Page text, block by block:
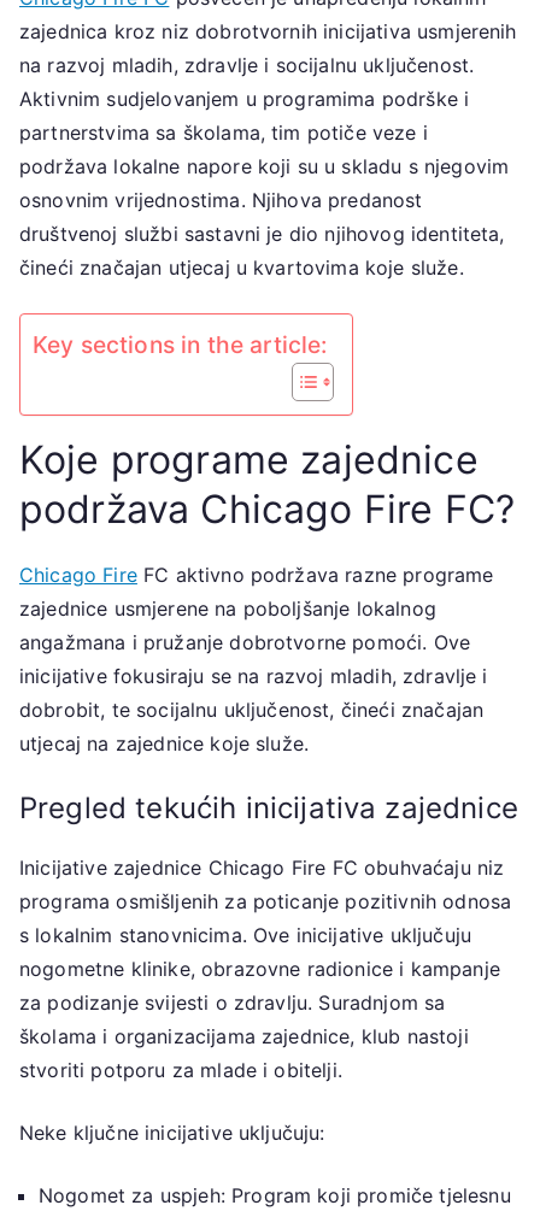
Sudjelovanje
u
zajednici,
Dobrotvorni
angažiranje
zajednica kroz niz dobrotvornih inicijativa usmjerenih
na razvoj mladih, zdravlje i socijalnu uključenost.
Aktivnim sudjelovanjem u programima podrške i
partnerstvima sa školama, tim potiče veze i
podržava lokalne napore koji su u skladu s njegovim
osnovnim vrijednostima. Njihova predanost
društvenoj službi sastavni je dio njihovog identiteta,
čineći značajan utjecaj u kvartovima koje služe.
Key sections in the article:
Koje programe zajednice
podržava Chicago Fire FC?
Chicago FireFC aktivno podržava razne programe
zajednice usmjerene na poboljšanje lokalnog
angažmana i pružanje dobrotvorne pomoći. Ove
inicijative fokusiraju se na razvoj mladih, zdravlje i
dobrobit, te socijalnu uključenost, čineći značajan
utjecaj na zajednice koje služe.
Pregled tekućih inicijativa zajednice
Inicijative zajednice Chicago Fire FC obuhvaćaju niz
programa osmišljenih za poticanje pozitivnih odnosa
s lokalnim stanovnicima. Ove inicijative uključuju
nogometne klinike, obrazovne radionice i kampanje
za podizanje svijesti o zdravlju. Suradnjom sa
školama i organizacijama zajednice, klub nastoji
stvoriti potporu za mlade i obitelji.
Neke ključne inicijative uključuju:
Nogomet za uspjeh: Program koji promiče tjelesnu